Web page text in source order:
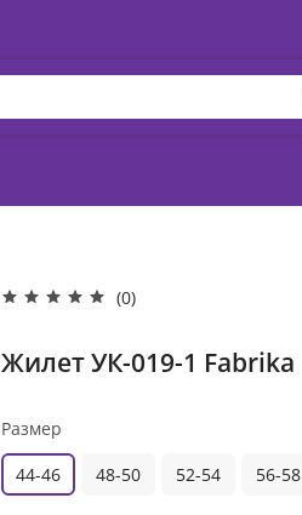
(0)
Жилет УК-019-1 Fabrika
Размер
44-46
48-50 52-54 56-58